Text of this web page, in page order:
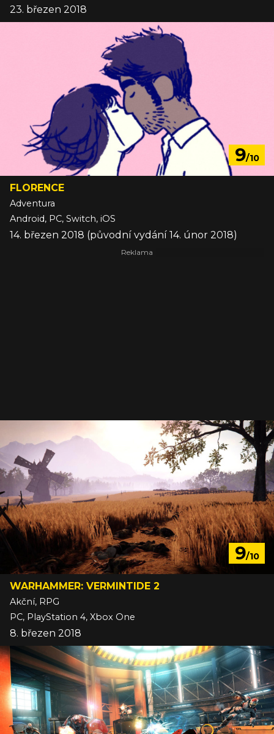
23. březen 2018
9/10
FLORENCE
Adventura
Android, PC, Switch, iOS
14. březen 2018 (původní vydání 14. únor 2018)
9/10
WARHAMMER: VERMINTIDE 2
Akční, RPG
PC, PlayStation 4, Xbox One
8. březen 2018